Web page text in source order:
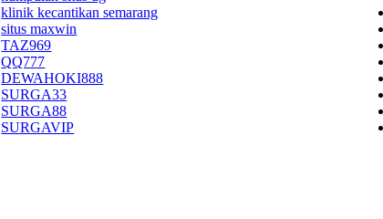
klinik kecantikan semarang
situs maxwin
TAZ969
QQ777
DEWAHOKI888
SURGA33
SURGA88
SURGAVIP